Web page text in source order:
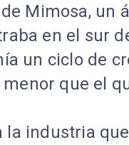
Mimosa, un
en el sur
un ciclo de
que el
la industria